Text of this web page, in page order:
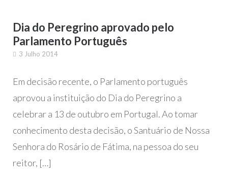
Dia do Peregrino aprovado pelo
Parlamento Português
3 Julho 2014
Em decisão recente, o Parlamento português
aprovou a instituição do Dia do Peregrino a
celebrar a 13 de outubro em Portugal. Ao tomar
conhecimento desta decisão, o Santuário de Nossa
Senhora do Rosário de Fátima, na pessoa do seu
reitor, […]